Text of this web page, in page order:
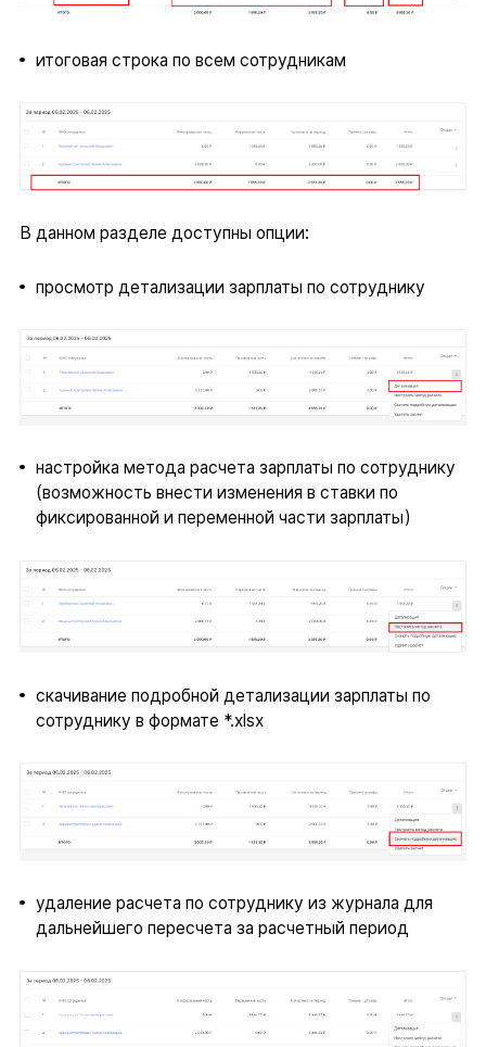
итоговая строка по всем сотрудникам
В данном разделе доступны опции:
просмотр детализации зарплаты по сотруднику
настройка метода расчета зарплаты по сотруднику
(возможность внести изменения в ставки по
фиксированной и переменной части зарплаты)
скачивание подробной детализации зарплаты по
сотруднику в формате *.xlsx
удаление расчета по сотруднику из журнала для
дальнейшего пересчета за расчетный период